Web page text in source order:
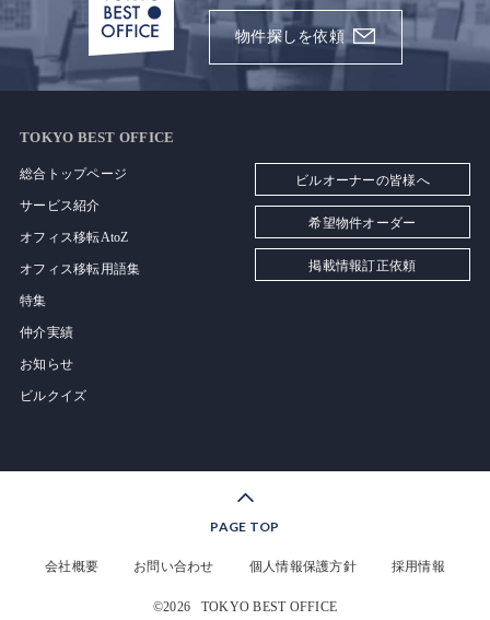
物件探しを依頼
TOKYO BEST OFFICE
総合トップページ
サービス紹介
オフィス移転AtoZ
オフィス移転用語集
特集
仲介実績
お知らせ
ビルクイズ
ビルオーナーの皆様へ
希望物件オーダー
掲載情報訂正依頼
PAGE TOP
会社概要 お問い合わせ 個人情報保護方針 採用情報
©2026 TOKYO BEST OFFICE